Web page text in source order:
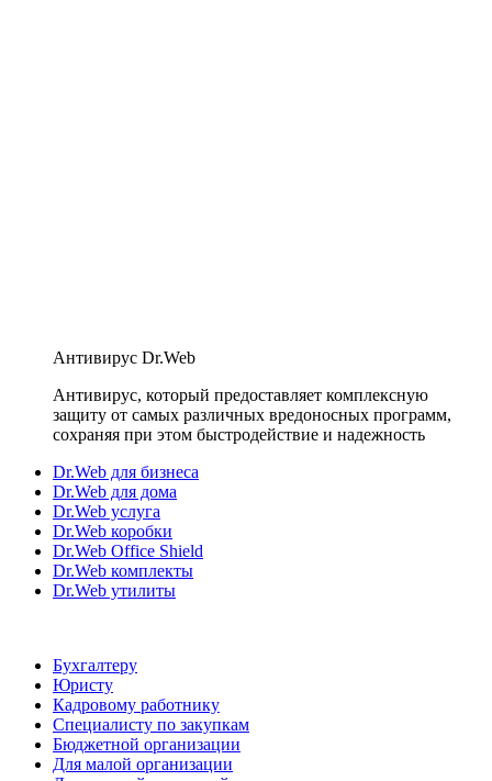
Антивирус Dr.Web
Антивирус, который предоставляет комплексную
защиту от самых различных вредоносных программ,
сохраняя при этом быстродействие и надежность
Dr.Web для бизнеса
Dr.Web для дома
Dr.Web услуга
Dr.Web коробки
Dr.Web Office Shield
Dr.Web комплекты
Dr.Web утилиты
Бухгалтеру
Юристу
Кадровому работнику
Специалисту по закупкам
Бюджетной организации
Для малой организации